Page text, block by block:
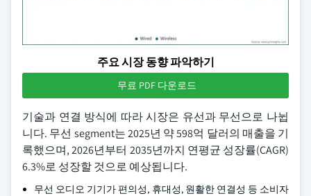
주요 시장 동향 파악하기
무료 PDF 다운로드
기술과 연결 방식에 따라 시장은 유선과 무선으로 나뉩
니다. 무선 segment는 2025년 약 598억 달러의 매출을 기
록했으며, 2026년부터 2035년까지 연평균 성장률(CAGR)
6.3%로 성장할 것으로 예상됩니다.
무선 오디오 기기가 편의성, 휴대성, 원활한 연결성 등 소비자